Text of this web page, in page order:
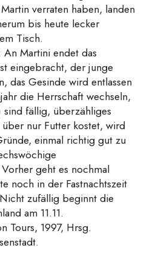
verraten haben, landen
bis heute lecker
Tisch.
Martini endet das
eingebracht, der junge
das Gesinde wird entlassen
die Herrschaft wechseln,
sind fällig, überzähliges
nur Futter kostet, wird
einmal richtig gut zu
geht es nochmal
noch in der Fastnachtszeit
zufällig beginnt die
am 11.11.
Tours, 1997, Hrsg.